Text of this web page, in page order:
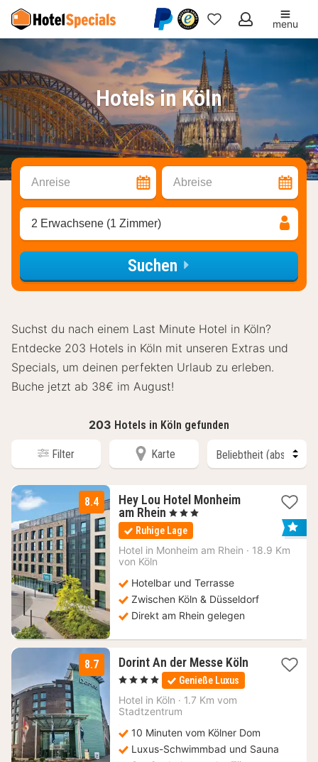
Meine
Favoriten
menu
Hotels in Köln
Anreise Abreise
2 Erwachsene (1 Zimmer)
Suchen
Suchst du nach einem Last Minute Hotel in Köln?
Entdecke 203 Hotels in Köln mit unseren Extras und
Specials, um deinen perfekten Urlaub zu erleben.
Buche jetzt ab 38€ im August!
203 Hotels in Köln gefunden
Filter Karte
8.4
Hey Lou Hotel Monheim
am Rhein 2
Nächte
ab
64
, 3 Sterne
Ruhige Lage
Hotel in Monheim am Rhein · 18.9 Km
von Köln
Hotelbar und Terrasse
Zwischen Köln & Düsseldorf
Direkt am Rhein gelegen
8.7 Dorint An der Messe Köln2
, 4 Sterne Genieße Luxus
Hotel in Köln · 1.7 Km vom
Stadtzentrum
10 Minuten vom Kölner Dom
Luxus-Schwimmbad und Sauna